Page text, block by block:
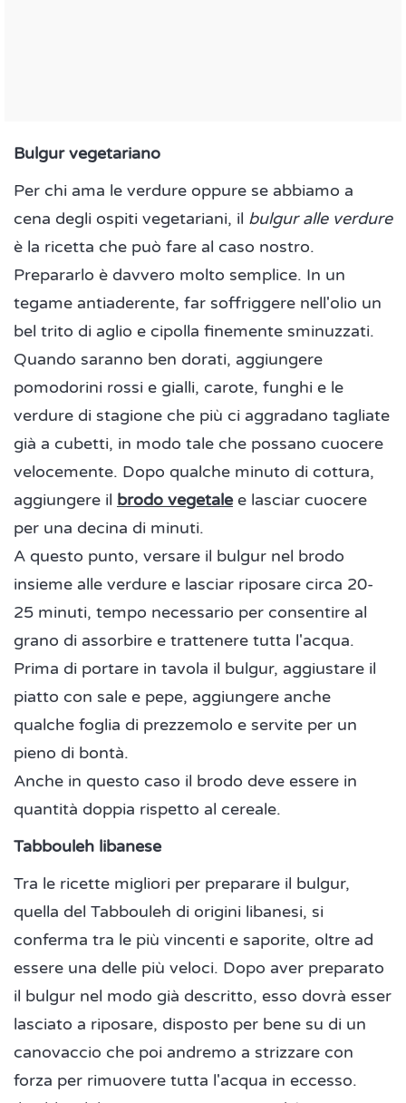
Bulgur vegetariano
Per chi ama le verdure oppure se abbiamo a
cena degli ospiti vegetariani, il bulgur alle verdure
è la ricetta che può fare al caso nostro.
Prepararlo è davvero molto semplice. In un
tegame antiaderente, far soffriggere nell'olio un
bel trito di aglio e cipolla finemente sminuzzati.
Quando saranno ben dorati, aggiungere
pomodorini rossi e gialli, carote, funghi e le
verdure di stagione che più ci aggradano tagliate
già a cubetti, in modo tale che possano cuocere
velocemente. Dopo qualche minuto di cottura,
aggiungere il brodo vegetalee lasciar cuocere
per una decina di minuti.
A questo punto, versare il bulgur nel brodo
insieme alle verdure e lasciar riposare circa 20-
25 minuti, tempo necessario per consentire al
grano di assorbire e trattenere tutta l'acqua.
Prima di portare in tavola il bulgur, aggiustare il
piatto con sale e pepe, aggiungere anche
qualche foglia di prezzemolo e servite per un
pieno di bontà.
Anche in questo caso il brodo deve essere in
quantità doppia rispetto al cereale.
Tabbouleh libanese
Tra le ricette migliori per preparare il bulgur,
quella del Tabbouleh di origini libanesi, si
conferma tra le più vincenti e saporite, oltre ad
essere una delle più veloci. Dopo aver preparato
il bulgur nel modo già descritto, esso dovrà esser
lasciato a riposare, disposto per bene su di un
canovaccio che poi andremo a strizzare con
forza per rimuovere tutta l'acqua in eccesso.